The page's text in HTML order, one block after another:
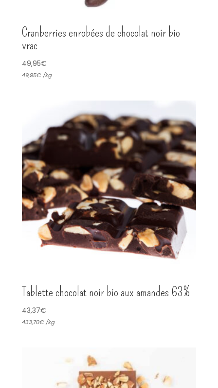
Cranberries enrobées de chocolat noir bio
vrac
49,95€
49,95€ /kg
Tablette chocolat noir bio aux amandes 63%
43,37€
433,70€ /kg